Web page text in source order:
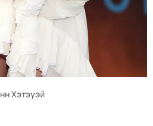
Хэтэуэй